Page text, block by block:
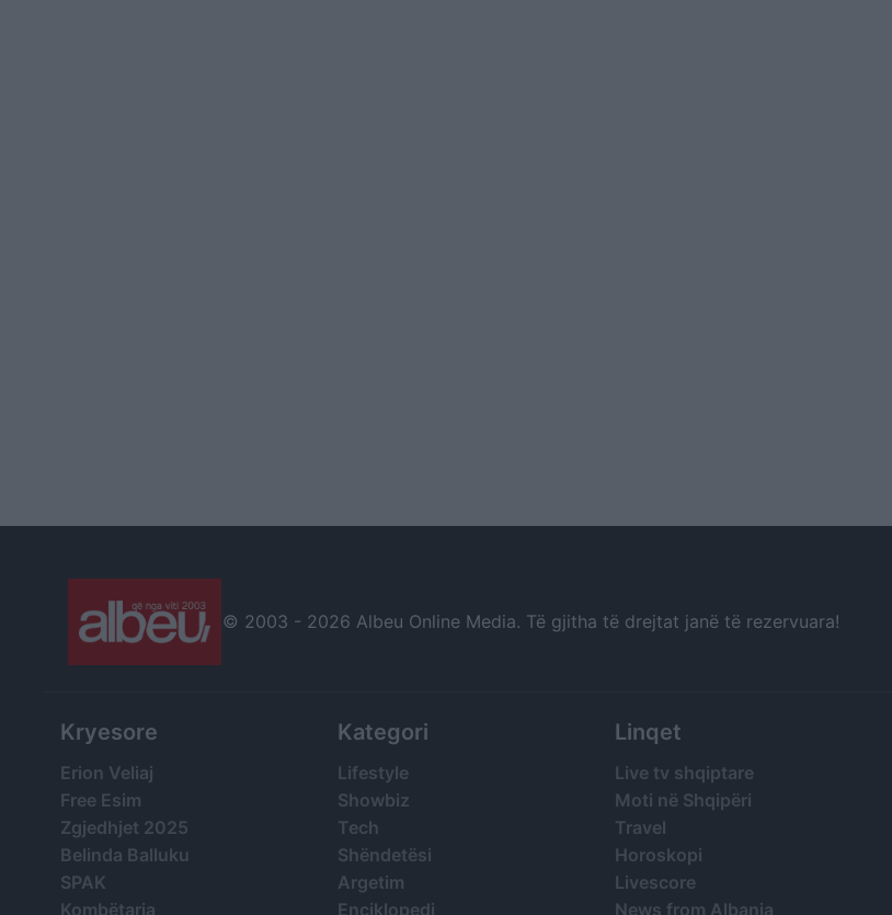
© 2003 - 2026 Albeu Online Media. Të gjitha të drejtat janë të rezervuara!
Kryesore
Erion Veliaj
Free Esim
Zgjedhjet 2025
Belinda Balluku
SPAK
Kombëtarja
Kategori
Lifestyle
Showbiz
Tech
Shëndetësi
Argetim
Enciklopedi
Linqet
Live tv shqiptare
Moti në Shqipëri
Travel
Horoskopi
Livescore
News from Albania